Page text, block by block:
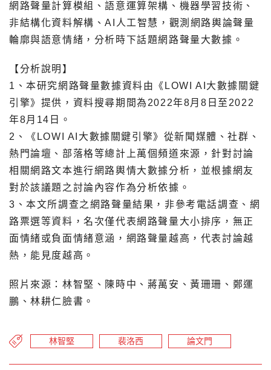
網路聲量計算模組、語意運算架構、機器學習技術、
非結構化資料解構、AI人工智慧，觀測網路輿論聲量
輪廓與語意情緒，分析時下話題網路聲量大數據。
【分析說明】
1、本研究網路聲量數據資料由《 LOWI AI大數據關鍵
引擎》提供，資料搜尋期間為2022年8月8日至2022
年8月14日。
2、《 LOWI AI大數據關鍵引擎》從新聞媒體、社群、
熱門論壇、部落格等總計上萬個頻道來源，針對討論
相關網路文本進行網路輿情大數據分析，並根據網友
對於該議題之討論內容作為分析依據。
3、本文所調查之網路聲量結果，非參考電話調查、網
路票選等資料，名次僅代表網路聲量大小排序，無正
面情緒或負面情緒意涵，網路聲量越高，代表討論越
熱，能見度越高。
照片來源：林智堅、陳時中、蔣萬安、黃珊珊、鄭運
鵬、林耕仁臉書。
林智堅 裴洛西 論文門